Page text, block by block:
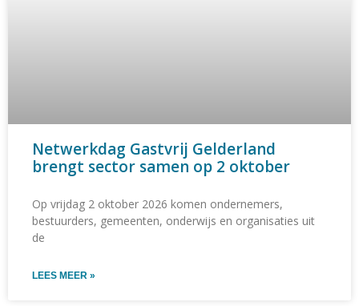
Netwerkdag Gastvrij Gelderland
brengt sector samen op 2 oktober
Op vrijdag 2 oktober 2026 komen ondernemers,
bestuurders, gemeenten, onderwijs en organisaties uit
de
LEES MEER »